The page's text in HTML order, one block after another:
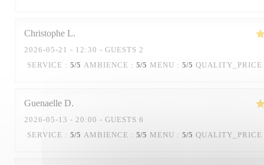
Christophe L
2026-05-21 - 12:30 - GUESTS 2
SERVICE : 5/5 AMBIENCE : 5/5 MENU : 5/5 QUALITY_PRICE
Guenaelle D
2026-05-13 - 20:00 - GUESTS 6
SERVICE : 5/5 AMBIENCE : 5/5 MENU : 5/5 QUALITY_PRICE